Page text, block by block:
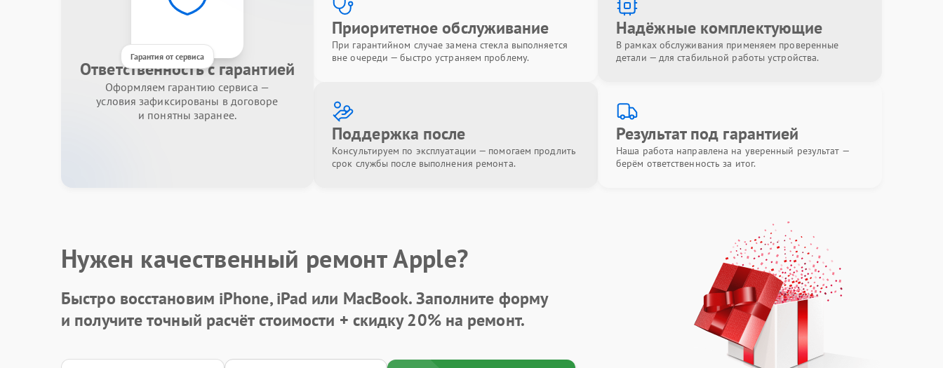
Гарантия от сервиса
Ответственность с гарантией
Оформляем гарантию сервиса —
условия зафиксированы в договоре
и понятны заранее.
Приоритетное обслуживание
При гарантийном случае замена стекла выполняется
вне очереди — быстро устраняем проблему.
Надёжные комплектующие
В рамках обслуживания применяем проверенные
детали — для стабильной работы устройства.
Поддержка после
Консультируем по эксплуатации — помогаем продлить
срок службы после выполнения ремонта.
Результат под гарантией
Наша работа направлена на уверенный результат —
берём ответственность за итог.
Нужен качественный ремонт Apple?
Быстро восстановим iPhone, iPad или MacBook.Заполните форму
и получите точный расчёт стоимости + скидку 20%на ремонт.